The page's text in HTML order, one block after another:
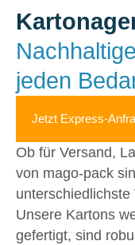
jeden
Jetzt Express-
Ob für Versand,
von mago-pack
Unsere Kartons
gefertigt, sind